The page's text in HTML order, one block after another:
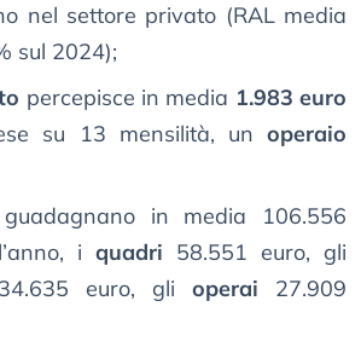
nel settore privato (RAL media
sul 2024);
percepisce in media 1.983 euro
su 13 mensilità, un operaio
guadagnano in media 106.556
i quadri 58.551 euro, gli
euro, gli operai 27.909